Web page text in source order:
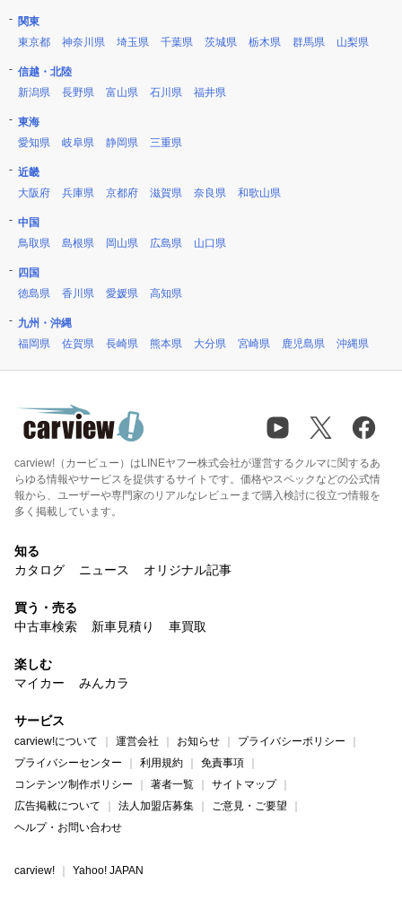
関東
東京都
神奈川県 埼玉県 千葉県 茨城県 栃木県 群馬県 山梨県
信越・北陸
新潟県
長野県 富山県 石川県 福井県
東海
愛知県
岐阜県 静岡県 三重県
近畿
大阪府
兵庫県 京都府 滋賀県 奈良県 和歌山県
中国
鳥取県
島根県 岡山県 広島県 山口県
四国
徳島県
香川県 愛媛県 高知県
九州・沖縄
福岡県
佐賀県 長崎県 熊本県 大分県 宮崎県 鹿児島県 沖縄県
carview!（カービュー）はLINEヤフー株式会社が運営するクルマに関するあ
らゆる情報やサービスを提供するサイトです。価格やスペックなどの公式情
報から、ユーザーや専門家のリアルなレビューまで購入検討に役立つ情報を
多く掲載しています。
知る
カタログ
ニュース オリジナル記事
買う・売る
中古車検索
新車見積り 車買取
楽しむ
マイカー
みんカラ
サービス
carview!について 運営会社 お知らせ
プライバシーポリシー
プライバシーセンター
利用規約
免責事項
コンテンツ制作ポリシー
著者一覧
サイトマップ
広告掲載について
法人加盟店募集
ご意見・ご要望
ヘルプ・お問い合わせ
carview! Yahoo! JAPAN